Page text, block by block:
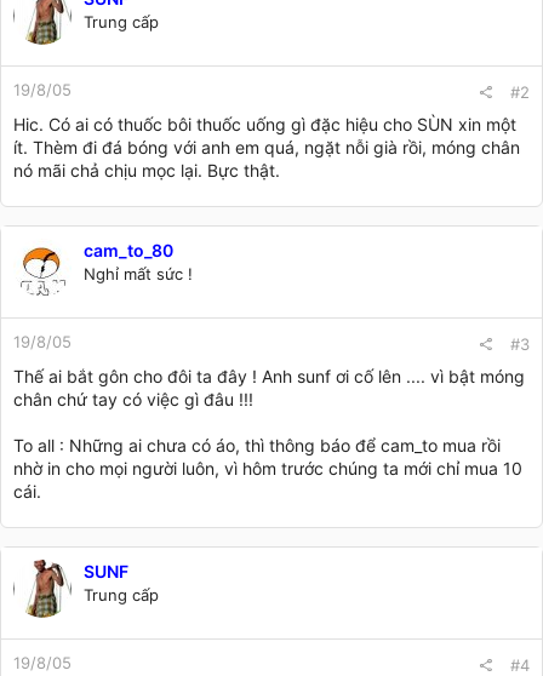
Trung cấp
19/8/05 #2
Hic. Có ai có thuốc bôi thuốc uống gì đặc hiệu cho SÙN xin một
ít. Thèm đi đá bóng với anh em quá, ngặt nỗi già rồi, móng chân
nó mãi chả chịu mọc lại. Bực thật.
cam_to_80
Nghỉ mất sức !
19/8/05 #3
Thế ai bắt gôn cho đôi ta đây ! Anh sunf ơi cố lên .... vì bật móng
chân chứ tay có việc gì đâu !!!
To all : Những ai chưa có áo, thì thông báo để cam_to mua rồi
nhờ in cho mọi người luôn, vì hôm trước chúng ta mới chỉ mua 10
cái.
SUNF
Trung cấp
19/8/05 #4